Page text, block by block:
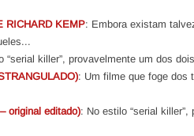
RICHARD KEMP: Embora existam
“serial killer”, provavelmente um dos
: Um filme que foge dos
original editado): No estilo “serial